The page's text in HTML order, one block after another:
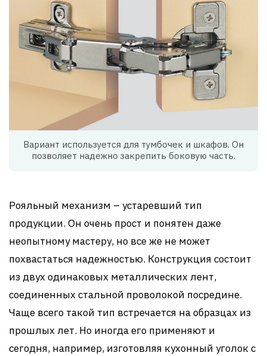
Вариант используется для тумбочек и шкафов. Он
позволяет надежно закрепить боковую часть.
Рояльный механизм – устаревший тип
продукции. Он очень прост и понятен даже
неопытному мастеру, но все же не может
похвастаться надежностью. Конструкция состоит
из двух одинаковых металлических лент,
соединенных стальной проволокой посредине.
Чаще всего такой тип встречается на образцах из
прошлых лет. Но иногда его применяют и
сегодня, например, изготовляя кухонный уголок с